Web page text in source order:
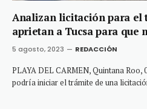
Analizan licitación para el
aprietan a Tucsa para que
5 agosto, 2023 REDACCIÓN
PLAYA DEL CARMEN, Quintana Roo,
podría iniciar el trámite de una